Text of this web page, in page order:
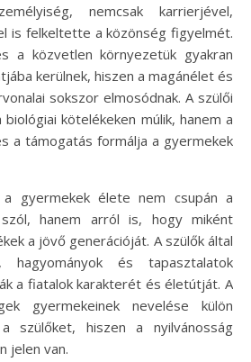
nemcsak karrierjével,
is felkeltette a közönség figyelmét.
a közvetlen környezetük gyakran
kerülnek, hiszen a magánélet és
sokszor elmosódnak. A szülői
kötelékeken múlik, hanem a
a támogatás formálja a gyermekek
gyermekek élete nem csupán a
hanem arról is, hogy miként
a jövő generációját. A szülők által
hagyományok és tapasztalatok
a fiatalok karakterét és életútját. A
gyermekeinek nevelése külön
szülőket, hiszen a nyilvánosság
jelen van.